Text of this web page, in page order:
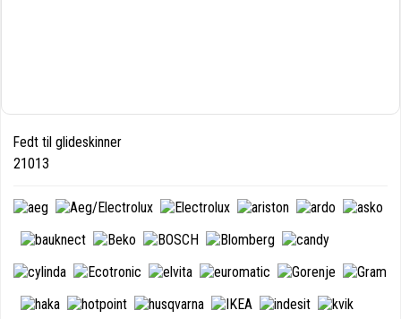
Fedt til glideskinner
21013